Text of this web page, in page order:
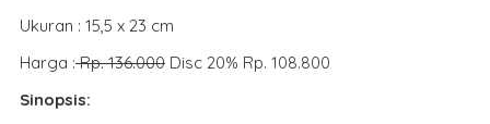
Ukuran : 15,5 x 23 cm
Harga :Rp. 136.000 Disc 20% Rp. 108.800
Sinopsis: